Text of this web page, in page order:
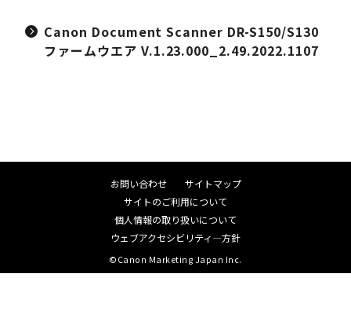
Canon Document Scanner DR-S150/S130
ファームウエア V.1.23.000_2.49.2022.1107
お問い合わせ
サイトマップ
サイトのご利用について
個人情報の取り扱いについて
ウェブアクセシビリティ―方針
©Canon Marketing Japan Inc.